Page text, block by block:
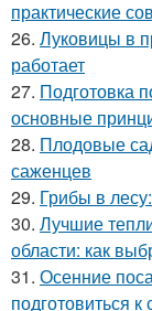
практические
26. Луковицы в
работает
27. Подготовка
основные
28. Плодовые
саженцев
29. Грибы в
30. Лучшие
области: как
31. Осенние
подготовиться к